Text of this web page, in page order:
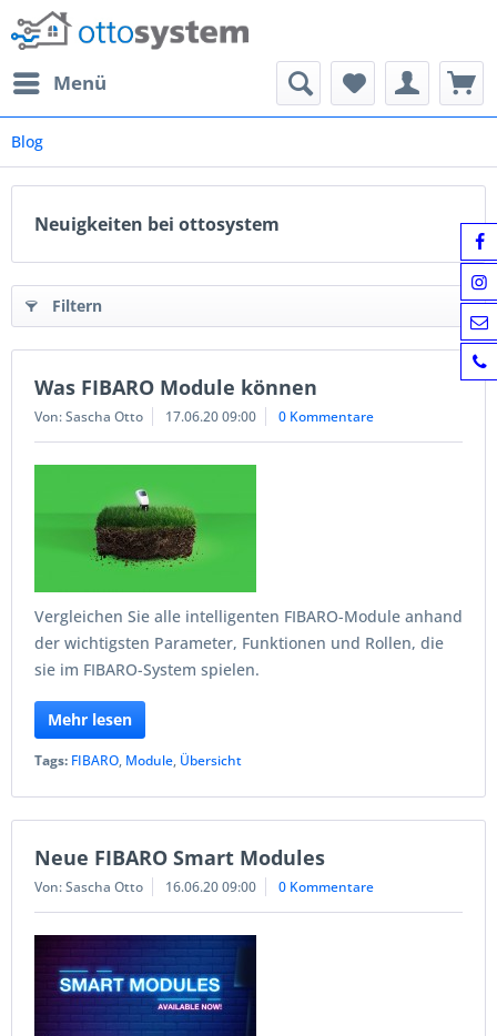
Menü
Blog
Neuigkeiten bei ottosystem
Filtern
Was FIBARO Module können
Von: Sascha Otto 17.06.20 09:00 0 Kommentare
Vergleichen Sie alle intelligenten FIBARO-Module anhand
der wichtigsten Parameter, Funktionen und Rollen, die
sie im FIBARO-System spielen.
Mehr lesen
Tags: FIBARO, Module, Übersicht
Neue FIBARO Smart Modules
Von: Sascha Otto 16.06.20 09:00 0 Kommentare